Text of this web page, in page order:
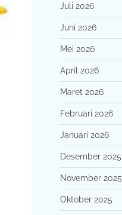
Juli 2026
Juni 2026
Mei 2026
April 2026
Maret 2026
Februari 2026
Januari 2026
Desember 2025
November 2025
Oktober 2025